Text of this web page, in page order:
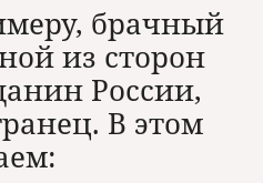
брачный
из сторон
России,
В этом